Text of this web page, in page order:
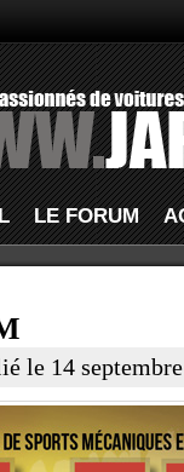
LE FORUM
le 14